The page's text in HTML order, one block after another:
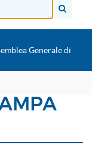
Generale di